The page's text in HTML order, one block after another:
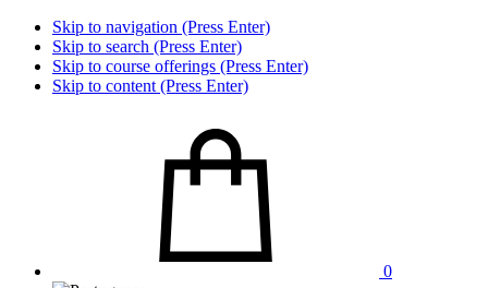
Skip to navigation (Press Enter)
Skip to search (Press Enter)
Skip to course offerings (Press Enter)
Skip to content (Press Enter)
0